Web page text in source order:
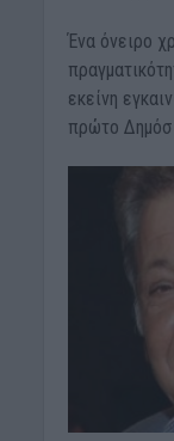
Ένα όνειρο
εκείνη
πρώτο